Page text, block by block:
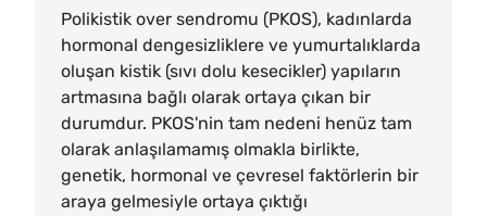
Polikistik over sendromu (PKOS), kadınlarda
hormonal dengesizliklere ve yumurtalıklarda
oluşan kistik (sıvı dolu kesecikler) yapıların
artmasına bağlı olarak ortaya çıkan bir
durumdur. PKOS'nin tam nedeni henüz tam
olarak anlaşılamamış olmakla birlikte,
genetik, hormonal ve çevresel faktörlerin bir
araya gelmesiyle ortaya çıktığı